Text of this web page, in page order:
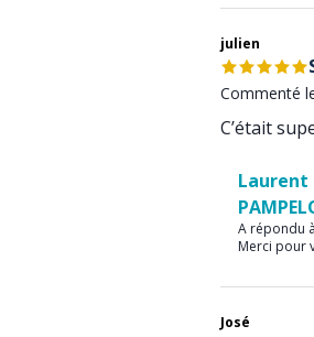
julien
Commenté
C’était
Laurent
A répondu
Merci pour
José